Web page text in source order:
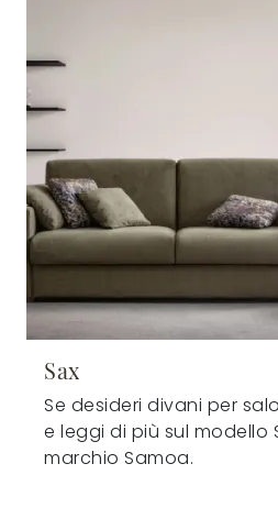
Sax
Se desideri divani per
e leggi di più sul modello
marchio Samoa.